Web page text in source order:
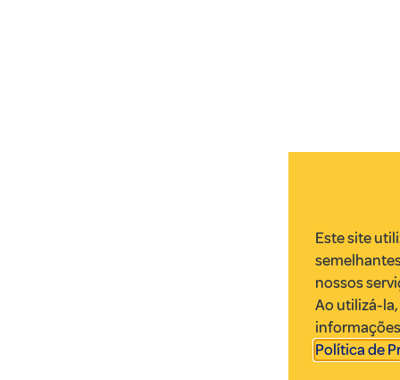
Este site
nossos
Ao utilizá-
Política de